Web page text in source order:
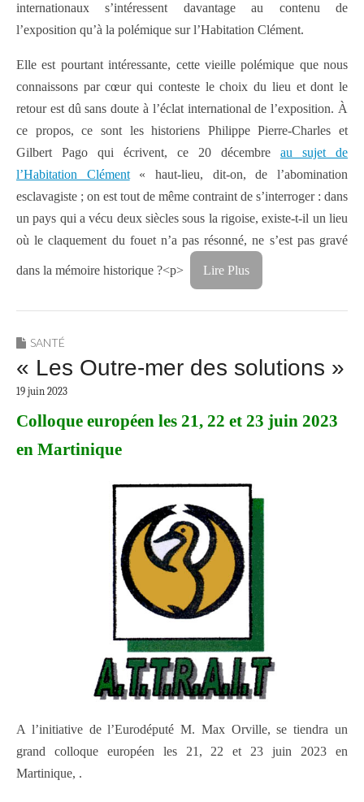
internationaux s’intéressent davantage au contenu de
l’exposition qu’à la polémique sur l’Habitation Clément.
Elle est pourtant intéressante, cette vieille polémique que nous
connaissons par cœur qui conteste le choix du lieu et dont le
retour est dû sans doute à l’éclat international de l’exposition. À
ce propos, ce sont les historiens Philippe Pierre-Charles et
Gilbert Pago qui écrivent, ce 20 décembre au sujet de
l’Habitation Clément« haut-lieu, dit-on, de l’abomination
esclavagiste ; on est tout de même contraint de s’interroger : dans
un pays qui a vécu deux siècles sous la rigoise, existe-t-il un lieu
où le claquement du fouet n’a pas résonné, ne s’est pas gravé
dans la mémoire historique ?<p> Lire Plus
SANTÉ
« Les Outre-mer des solutions »
19 juin 2023
Colloque européen les 21, 22 et 23 juin 2023
en Martinique
A l’initiative de l’Eurodéputé M. Max Orville, se tiendra un
grand colloque européen les 21, 22 et 23 juin 2023 en
Martinique, .